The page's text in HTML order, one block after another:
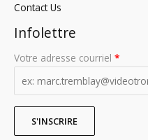
Contact Us
Infolettre
Votre adresse courriel *